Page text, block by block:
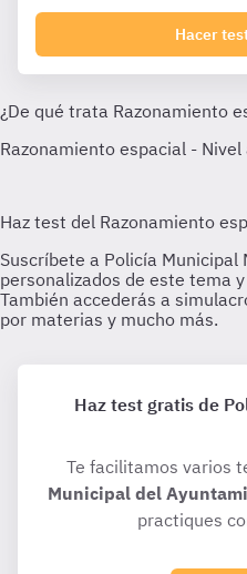
Hacer
Haz test gratis de
Te facilitamos varios
Municipal del
practiques